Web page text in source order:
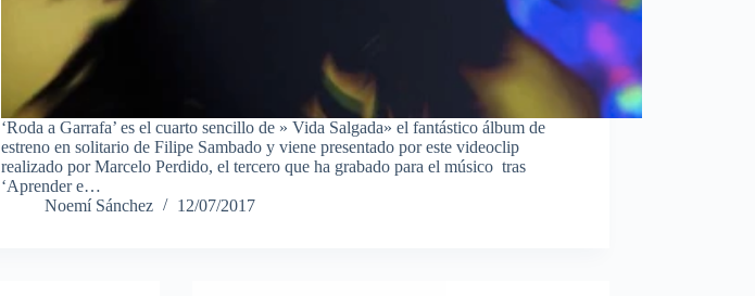
‘Roda a Garrafa’ es el cuarto sencillo de » Vida Salgada» el fantástico álbum de
estreno en solitario de Filipe Sambado y viene presentado por este videoclip
realizado por Marcelo Perdido, el tercero que ha grabado para el músico tras
‘Aprender e…
Noemí Sánchez
12/07/2017